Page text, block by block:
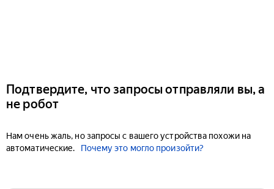
Подтвердите, что запросы отправляли вы, а
не робот
Нам очень жаль, но запросы с вашего устройства похожи на
автоматические.
Почему это могло произойти?